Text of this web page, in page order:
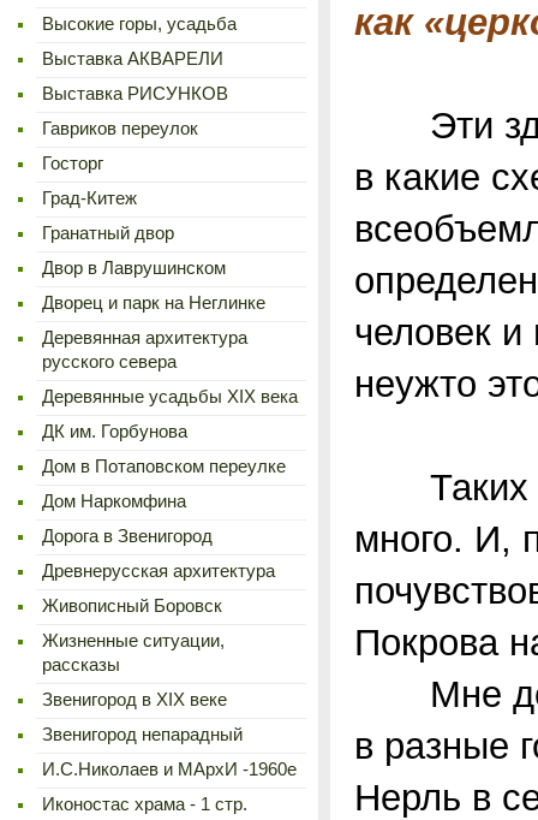
Высокие горы, усадьба
Выставка АКВАРЕЛИ
Выставка РИСУНКОВ
Гавриков переулок
Госторг
Град-Китеж
Гранатный двор
Двор в Лаврушинском
Дворец и парк на Неглинке
Деревянная архитектура
русского севера
Деревянные усадьбы XIX века
ДК им. Горбунова
Дом в Потаповском переулке
Дом Наркомфина
Дорога в Звенигород
Древнерусская архитектура
Живописный Боровск
Жизненные ситуации,
рассказы
Звенигород в XIX веке
Звенигород непарадный
И.С.Николаев и МАрхИ -1960е
Иконостас храма - 1 стр.
как
Эти
в какие
человек и
неужто
Таких
много. И,
Покрова
Мне
в разные
Нерль в